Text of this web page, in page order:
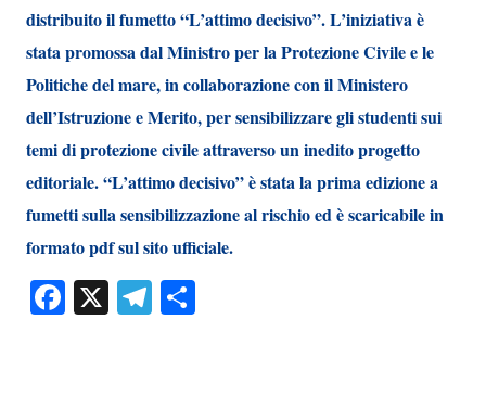
distribuito il fumetto “L’attimo decisivo”. L’iniziativa è
stata promossa dal Ministro per la Protezione Civile e le
Politiche del mare, in collaborazione con il Ministero
dell’Istruzione e Merito, per sensibilizzare gli studenti sui
temi di protezione civile attraverso un inedito progetto
editoriale. “L’attimo decisivo” è stata la prima edizione a
fumetti sulla sensibilizzazione al rischio ed è scaricabile in
formato pdf sul sito ufficiale.
Facebook
X Telegram